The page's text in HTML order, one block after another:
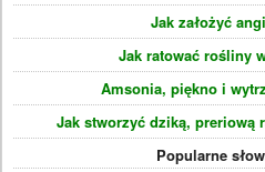
Jak założyć
Jak ratować rośliny
Amsonia, piękno i
Jak stworzyć dziką, preriową
Popularne